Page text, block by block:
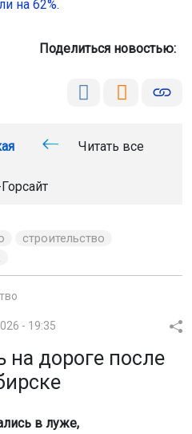
на 62%.
Поделиться новостью:
Читать все
строительство
- 19:35
на дороге после
в луже,